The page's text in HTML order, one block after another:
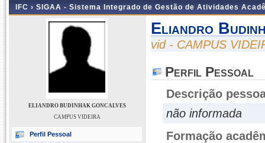
IFC › SIGAA - Sistema Integrado de Gestão de Atividades
ELIANDRO BUDINHAK GONCALVES
CAMPUS VIDEIRA
Perfil Pessoal
Eliandro
vid - CAMPUS
Perfil Pessoal
Descrição
não informada
Formação